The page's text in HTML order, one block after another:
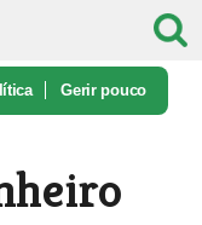
Gerir pouco